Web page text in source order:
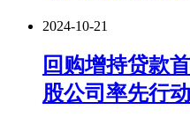
2024-10-21
回购增持贷款
股公司率先行